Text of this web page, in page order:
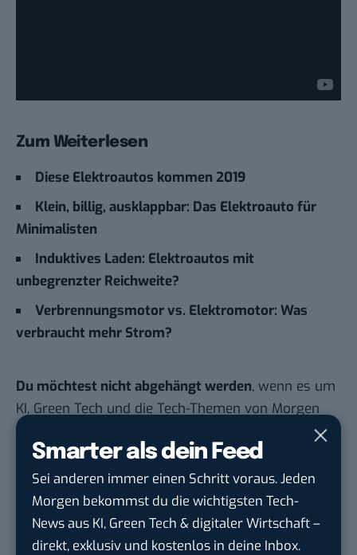
Smarter als dein Feed
Sei anderen immer einen Schritt voraus. Jeden
Morgen bekommst du die wichtigsten Tech-
News aus KI, Green Tech & digitaler Wirtschaft –
direkt, exklusiv und kostenlos in deine Inbox.
Zum Weiterlesen
Diese Elektroautos kommen 2019
Klein, billig, ausklappbar: Das Elektroauto für
Minimalisten
Induktives Laden: Elektroautos mit
unbegrenzter Reichweite?
Verbrennungsmotor vs. Elektromotor: Was
verbraucht mehr Strom?
Du möchtest nicht abgehängt werden, wenn es um
KI, Green Tech und die Tech-Themen von Morgen
geht? Über 12.000 smarte Leser bekommen jeden
Tag UPDATE, unser Tech-Briefing mit den
wichtigsten News des Tages – und sichern sich
damit ihren Vorsprung.Hier kannst du dich
kostenlos anmelden.